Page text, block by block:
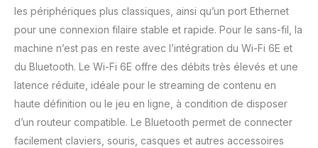
les périphériques plus classiques, ainsi qu’un port Ethernet
pour une connexion filaire stable et rapide. Pour le sans-fil, la
machine n’est pas en reste avec l’intégration du Wi-Fi 6E et
du Bluetooth. Le Wi-Fi 6E offre des débits très élevés et une
latence réduite, idéale pour le streaming de contenu en
haute définition ou le jeu en ligne, à condition de disposer
d’un routeur compatible. Le Bluetooth permet de connecter
facilement claviers, souris, casques et autres accessoires